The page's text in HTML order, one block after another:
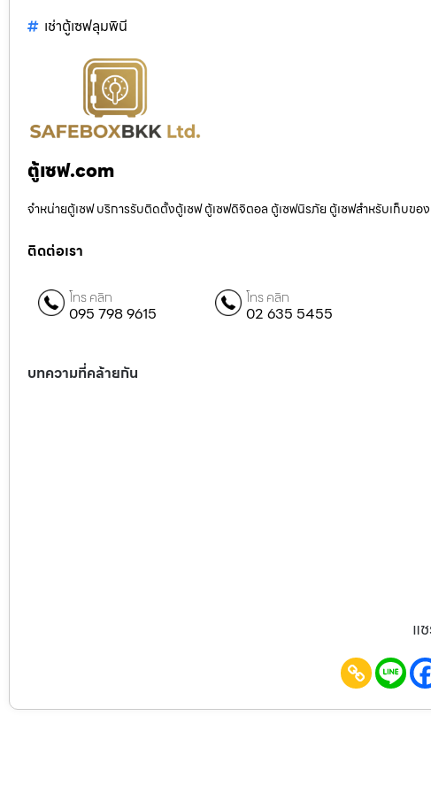
เช่าตู้เซฟลุมพินี
ตู้เซฟ.com
จำหน่ายตู้เซฟ บริการรับติดตั้งตู้เซฟ ตู้เซฟดิจิตอล ตู้เซฟนิรภัย ตู้เซฟสำหรับเก็บข
ติดต่อเรา
โทร คลิก
095 798 9615
โทร คลิก
02 635 5455
บทความที่คล้ายกัน
แ